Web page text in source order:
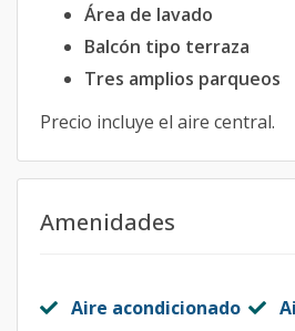
Área de lavado
Balcón tipo terraza
Tres amplios parqueos
Precio incluye el aire central.
Amenidades
Aire acondicionado